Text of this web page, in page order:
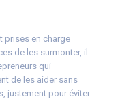
prises en charge
de les surmonter, il
qui
de les aider sans
justement pour éviter